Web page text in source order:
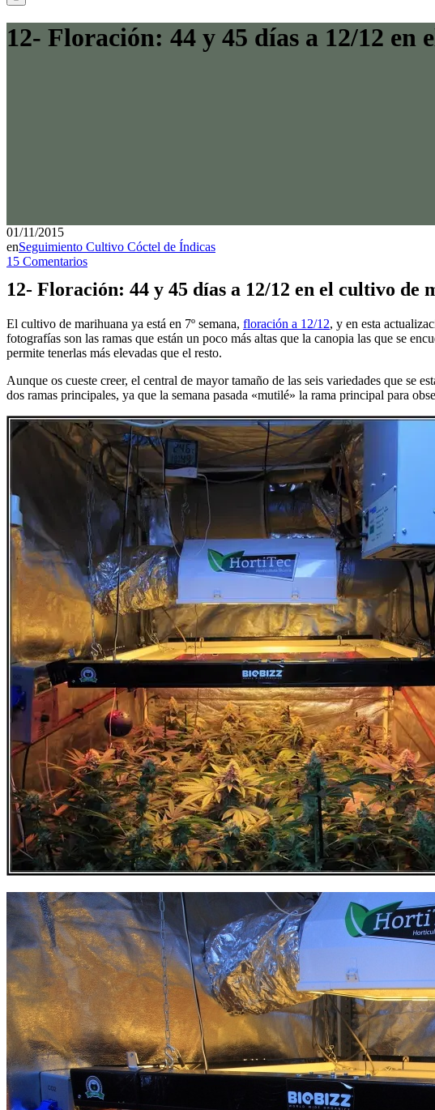
12- Floración: 44 y 45 días a 12/12
01/11/2015
enSeguimiento Cultivo Cóctel de Índicas
15 Comentarios
12- Floración: 44 y 45 días a 12/12 en el cultivo de
El cultivo de marihuana ya está en 7º semana, floración a 12/12, y en esta
fotografías son las ramas que están un poco más altas que la canopia las que se
permite tenerlas más elevadas que el resto.
Aunque os cueste creer, el central de mayor tamaño de las seis variedades que se
dos ramas principales, ya que la semana pasada «mutilé» la rama principal para